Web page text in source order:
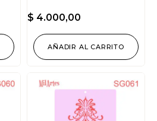
$ 4.000,00
AÑADIR AL CARRITO